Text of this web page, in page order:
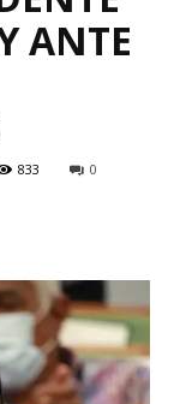
ANTE
833 0